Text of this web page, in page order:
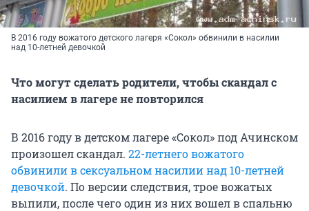
В 2016 году вожатого детского лагеря «Сокол» обвинили в насилии
над 10-летней девочкой
Что могут сделать родители, чтобы скандал с
насилием в лагере не повторился
В 2016 году в детском лагере «Сокол» под Ачинском
произошел скандал. 22-летнего вожатого
обвинили в сексуальном насилии над 10-летней
девочкой. По версии следствия, трое вожатых
выпили, после чего один из них вошел в спальню